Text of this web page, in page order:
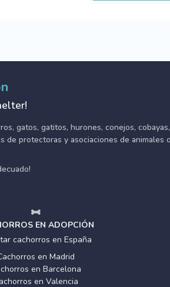
gatos, gatitos, hurones, conejos,
de protectoras y asociaciones de animales
EN ADOPCIÓN
cachorros en España
en Madrid
en Barcelona
en Valencia